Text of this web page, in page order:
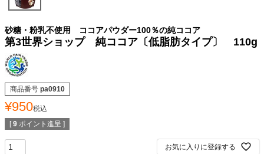
砂糖・粉乳不使用 ココアパウダー100％の純ココア
第3世界ショップ 純ココア〔低脂肪タイプ〕 110g
商品番号 pa0910
¥950税込
[ 9 ポイント進呈 ]
お気に入りに登録する